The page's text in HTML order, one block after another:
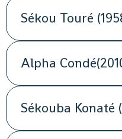
Sékou Touré
Alpha
Sékouba Konaté